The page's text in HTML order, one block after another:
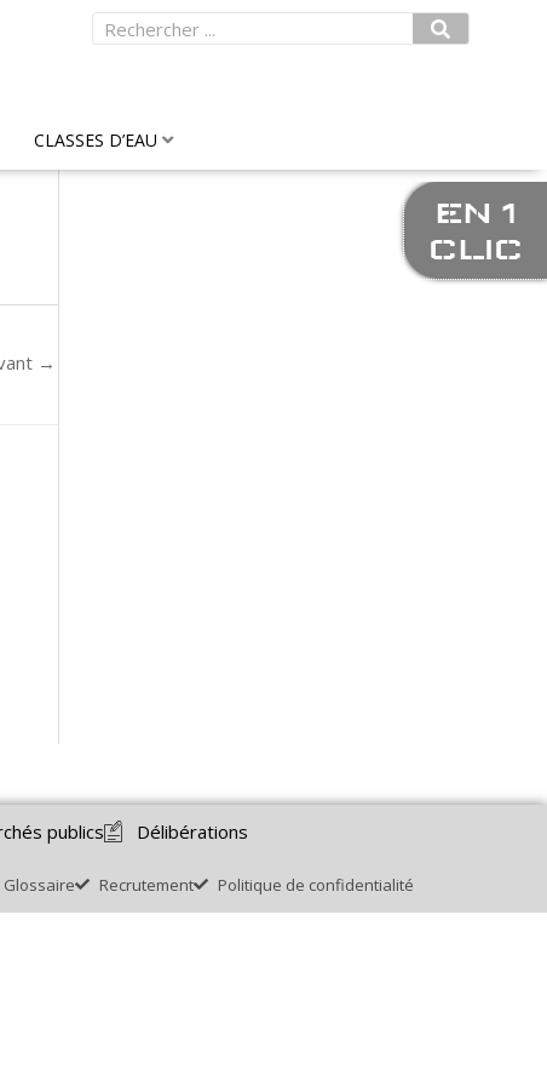
Rechercher
CLASSES D’EAU
→
publics Délibérations
Glossaire Recrutement Politique de confidentialité
EN 1
CLIC